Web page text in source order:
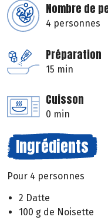
Nombre de
4 personnes
Préparation
15 min
Cuisson
0 min
Ingrédients
Pour 4 personnes
2 Datte
100 g de Noisette